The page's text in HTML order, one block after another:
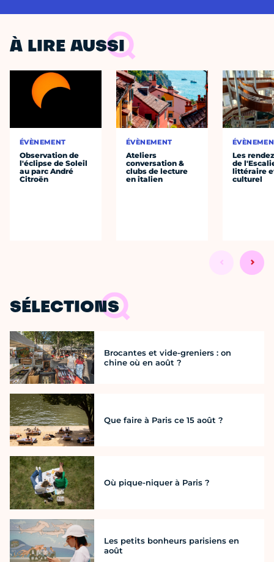
À LIRE AUSSI
ÉVÈNEMENT
Observation de
l'éclipse de Soleil
au parc André
Citroën
ÉVÈNEMENT
Ateliers
conversation &
clubs de lecture
en italien
Les
de
littéraire
culturel
SÉLECTIONS
Brocantes et vide-greniers : on
chine où en août ?
Que faire à Paris ce 15 août ?
Où pique-niquer à Paris ?
Les petits bonheurs parisiens en
août